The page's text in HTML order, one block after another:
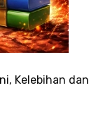
Kelebihan dan